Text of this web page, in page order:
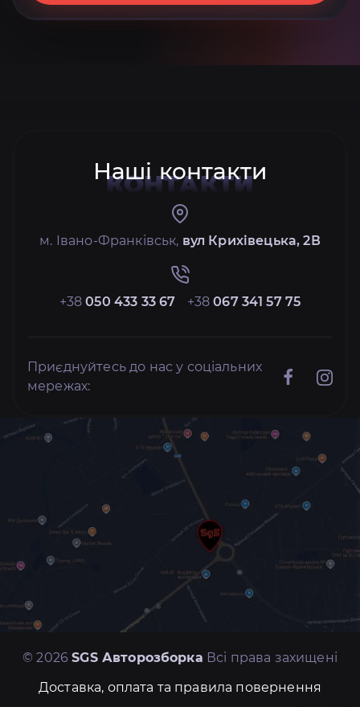
Наші контакти
КОНТАКТИ
м. Івано-Франківськ, вул Крихівецька, 2В
+38050 433 33 67 +38067 341 57 75
Приєднуйтесь до нас у соціальних
мережах:
© 2026SGS Авторозборка Всі права захищені
Доставка, оплата та правила повернення